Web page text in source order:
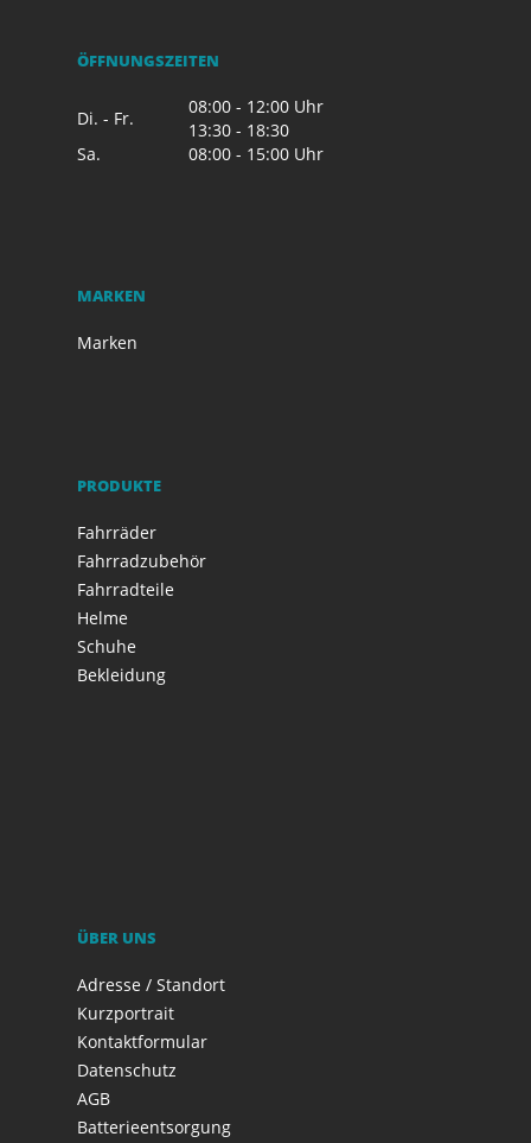
ÖFFNUNGSZEITEN
Di. - Fr.
08:00 - 12:00 Uhr
13:30 - 18:30
Sa.
08:00 - 15:00 Uhr
MARKEN
Marken
PRODUKTE
Fahrräder
Fahrradzubehör
Fahrradteile
Helme
Schuhe
Bekleidung
ÜBER UNS
Adresse / Standort
Kurzportrait
Kontaktformular
Datenschutz
AGB
Batterieentsorgung